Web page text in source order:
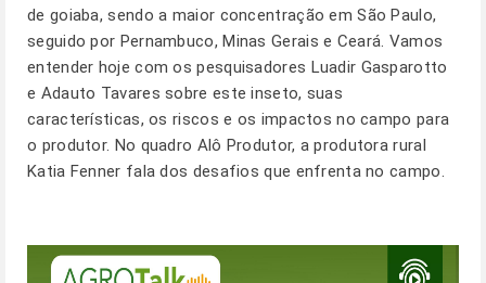
de goiaba, sendo a maior concentração em São Paulo,
seguido por Pernambuco, Minas Gerais e Ceará. Vamos
entender hoje com os pesquisadores Luadir Gasparotto
e Adauto Tavares sobre este inseto, suas
características, os riscos e os impactos no campo para
o produtor. No quadro Alô Produtor, a produtora rural
Katia Fenner fala dos desafios que enfrenta no campo.